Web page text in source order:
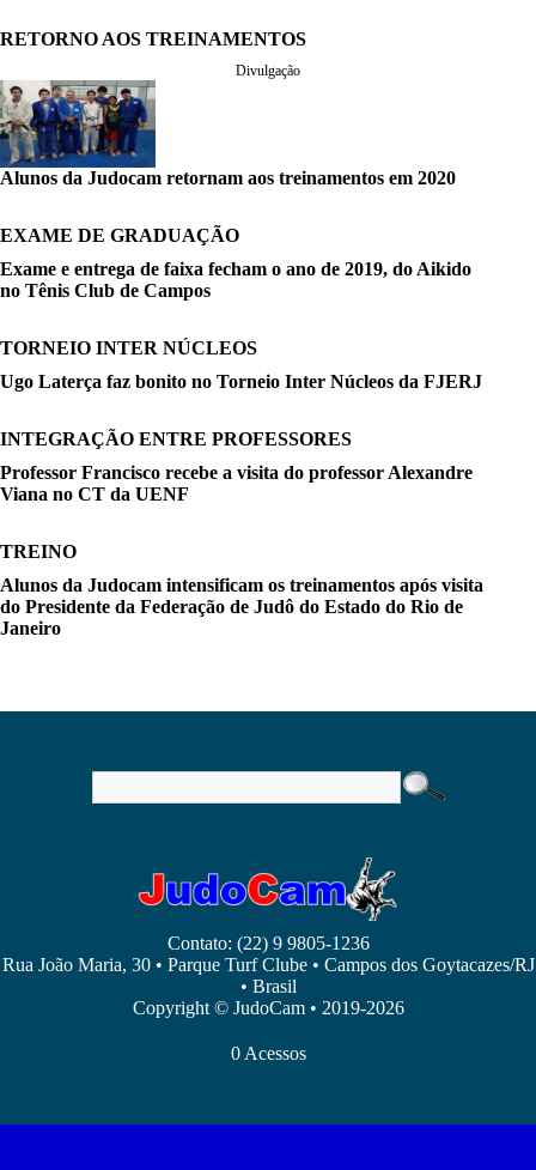
RETORNO AOS TREINAMENTOS
Divulgação
Alunos da Judocam retornam aos treinamentos em 2020
EXAME DE GRADUAÇÃO
Exame e entrega de faixa fecham o ano de 2019, do Aikido
no Tênis Club de Campos
TORNEIO INTER NÚCLEOS
Ugo Laterça faz bonito no Torneio Inter Núcleos da FJERJ
INTEGRAÇÃO ENTRE PROFESSORES
Professor Francisco recebe a visita do professor Alexandre
Viana no CT da UENF
TREINO
Alunos da Judocam intensificam os treinamentos após visita
do Presidente da Federação de Judô do Estado do Rio de
Janeiro
Contato: (22) 9 9805-1236
Rua João Maria, 30 • Parque Turf Clube • Campos dos Goytacazes/RJ
• Brasil
Copyright © JudoCam • 2019-2026
0 Acessos